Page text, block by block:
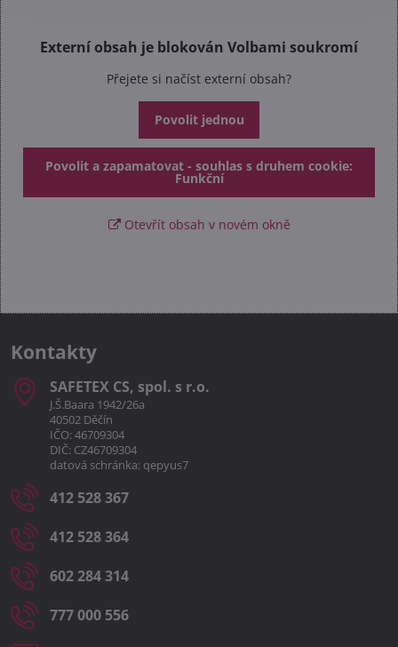
Externí obsah je blokován Volbami soukromí
Přejete si načíst externí obsah?
Povolit jednou
Povolit a zapamatovat - souhlas s druhem cookie:
Funkční
Otevřít obsah v novém okně
Kontakty
SAFETEX CS, spol​. s r​.o​.
J.Š.Baara 1942/26a
40502 Děčín
IČO: 46709304
DIČ: CZ46709304
datová schránka: qepyus7
412 528 367
412 528 364
602 284 314
777 000 556